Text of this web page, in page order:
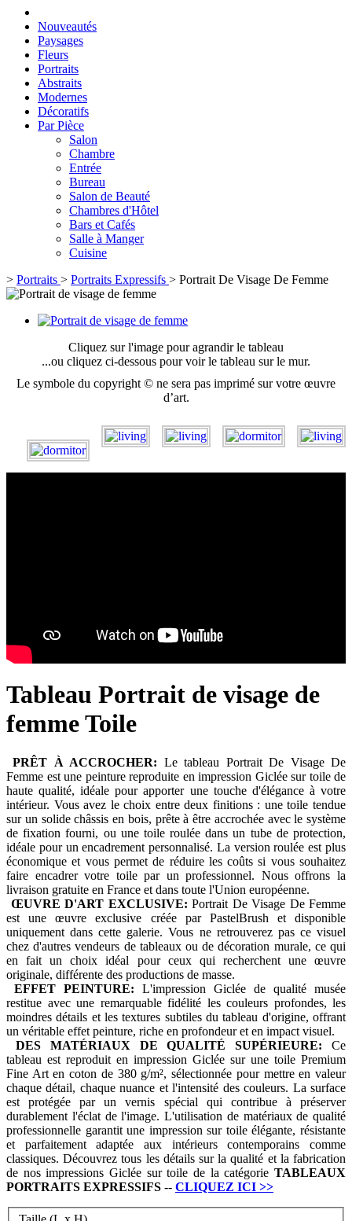
Nouveautés
Paysages
Fleurs
Portraits
Abstraits
Modernes
Décoratifs
Par Pièce
Salon
Chambre
Entrée
Bureau
Salon de Beauté
Chambres d'Hôtel
Bars et Cafés
Salle à Manger
Cuisine
> Portraits > Portraits Expressifs > Portrait De Visage De Femme
Cliquez sur l'image pour agrandir le tableau
...ou cliquez ci-dessous pour voir le tableau sur le mur.
Le symbole du copyright © ne sera pas imprimé sur votre œuvre
d’art.
Tableau Portrait de visage de
femme Toile
PRÊT À ACCROCHER: Le tableau Portrait De Visage De
Femme est une peinture reproduite en impression Giclée sur toile de
haute qualité, idéale pour apporter une touche d'élégance à votre
intérieur. Vous avez le choix entre deux finitions : une toile tendue
sur un solide châssis en bois, prête à être accrochée avec le système
de fixation fourni, ou une toile roulée dans un tube de protection,
idéale pour un encadrement personnalisé. La version roulée est plus
économique et vous permet de réduire les coûts si vous souhaitez
faire encadrer votre toile par un professionnel. Nous offrons la
livraison gratuite en France et dans toute l'Union européenne.
ŒUVRE D'ART EXCLUSIVE: Portrait De Visage De Femme
est une œuvre exclusive créée par PastelBrush et disponible
uniquement dans cette galerie. Vous ne retrouverez pas ce visuel
chez d'autres vendeurs de tableaux ou de décoration murale, ce qui
en fait un choix idéal pour ceux qui recherchent une œuvre
originale, différente des productions de masse.
EFFET PEINTURE: L'impression Giclée de qualité musée
restitue avec une remarquable fidélité les couleurs profondes, les
moindres détails et les textures subtiles du tableau d'origine, offrant
un véritable effet peinture, riche en profondeur et en impact visuel.
DES MATÉRIAUX DE QUALITÉ SUPÉRIEURE: Ce
tableau est reproduit en impression Giclée sur une toile Premium
Fine Art en coton de 380 g/m², sélectionnée pour mettre en valeur
chaque détail, chaque nuance et l'intensité des couleurs. La surface
est protégée par un vernis spécial qui contribue à préserver
durablement l'éclat de l'image. L'utilisation de matériaux de qualité
professionnelle garantit une impression sur toile élégante, résistante
et parfaitement adaptée aux intérieurs contemporains comme
classiques. Découvrez tous les détails sur la qualité et la fabrication
de nos impressions Giclée sur toile de la catégorie TABLEAUX
PORTRAITS EXPRESSIFS -- CLIQUEZ ICI >>